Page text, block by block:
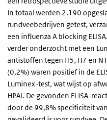
In totaal werden 2.190
rundveebedrijven getest,
een influenza A blocking
verder onderzocht met een
antistoffen tegen H5, H7 en
(0,2%) waren positief in de
Luminex-test, wat wijst op
HPAI. De gevonden ELISA-
door de 99,8% specificiteit